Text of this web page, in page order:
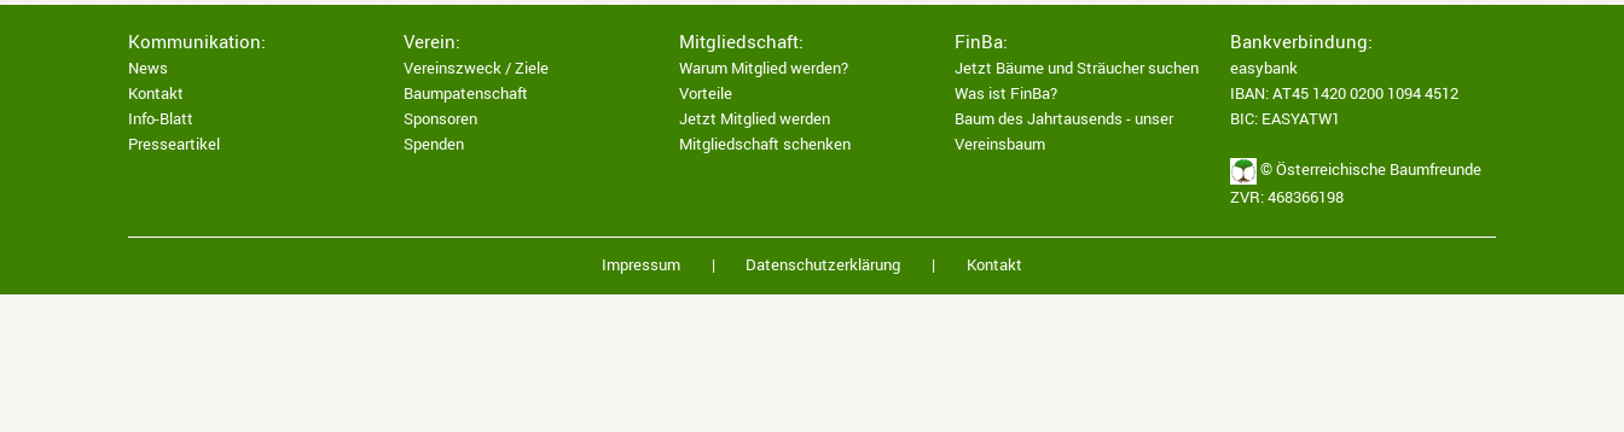
Kommunikation:
News
Kontakt
Info-Blatt
Presseartikel
Verein:
Vereinszweck / Ziele
Baumpatenschaft
Sponsoren
Spenden
Mitgliedschaft:
Warum Mitglied werden?
Vorteile
Jetzt Mitglied werden
Mitgliedschaft schenken
FinBa:
Jetzt Bäume und Sträucher suchen
Was ist FinBa?
Baum des Jahrtausends - unser
Vereinsbaum
Bankverbindung:
easybank
IBAN: AT45 1420 0200 1094 4512
BIC: EASYATW1
© Österreichische Baumfreunde
ZVR: 468366198
Impressum | Datenschutzerklärung | Kontakt